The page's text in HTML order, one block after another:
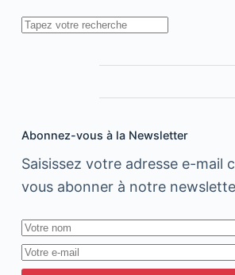
commerce
Rechercher
Abonnez-vous à la Newsletter
Saisissez votre adresse e-mail
vous abonner à notre